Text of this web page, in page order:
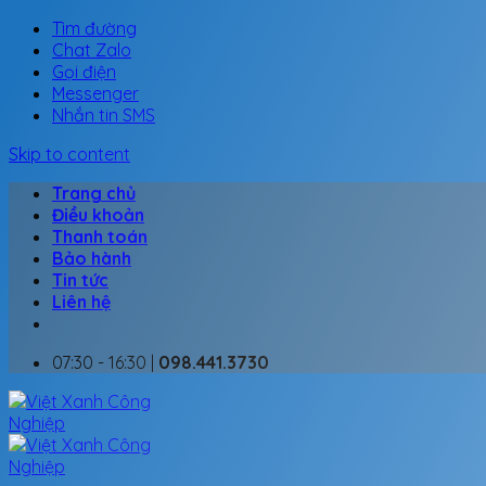
Tìm đường
Chat Zalo
Gọi điện
Messenger
Nhắn tin SMS
Skip to content
Trang chủ
Điều khoản
Thanh toán
Bảo hành
Tin tức
Liên hệ
07:30 - 16:30 | 098.441.3730